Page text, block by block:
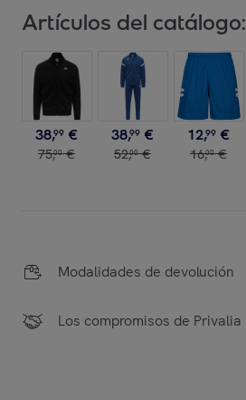
Artículos del catálogo:
38,99 €
75,00 €
38,99 €
52,00 €
12,99 €
16,00 €
Modalidades de devolución
Los compromisos de Privalia